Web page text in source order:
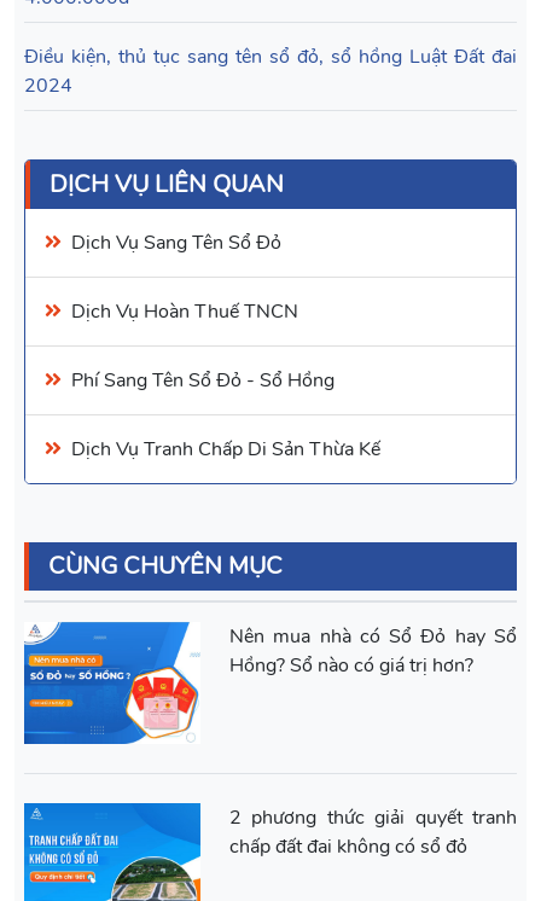
Điều kiện, thủ tục sang tên sổ đỏ, sổ hồng Luật Đất đai
2024
DỊCH VỤ LIÊN QUAN
Dịch Vụ Sang Tên Sổ Đỏ
Dịch Vụ Hoàn Thuế TNCN
Phí Sang Tên Sổ Đỏ - Sổ Hồng
Dịch Vụ Tranh Chấp Di Sản Thừa Kế
CÙNG CHUYÊN MỤC
Nên mua nhà có Sổ Đỏ hay Sổ
Hồng? Sổ nào có giá trị hơn?
2 phương thức giải quyết tranh
chấp đất đai không có sổ đỏ